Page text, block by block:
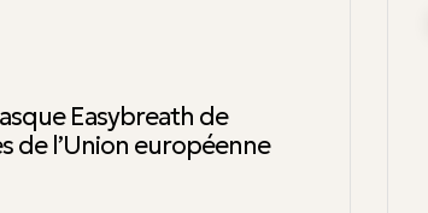
Easybreath de
de l’Union européenne